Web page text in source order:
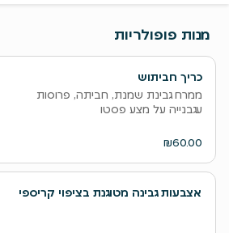
מנות פופולריות
כריך חביתוש
ממרח גבינת שמנת, חביתה, פרוסות
עגבנייה על מצע פסטו
₪60.00
אצבעות גבינה מטוגנת בציפוי קריספי